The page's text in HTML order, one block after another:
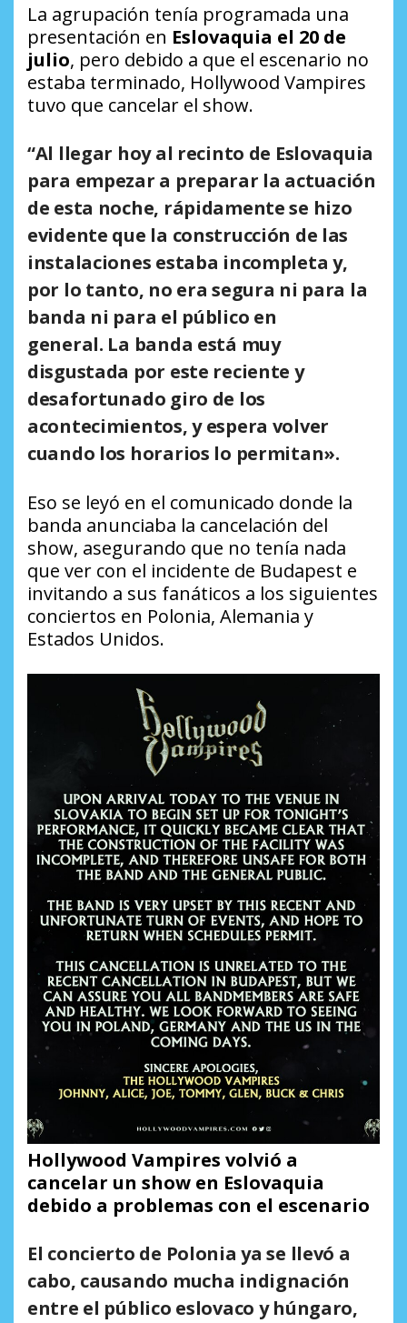
La agrupación tenía programada una
presentación en Eslovaquia el 20 de
julio, pero debido a que el escenario no
estaba terminado, Hollywood Vampires
tuvo que cancelar el show.
“Al llegar hoy al recinto de Eslovaquia
para empezar a preparar la actuación
de esta noche, rápidamente se hizo
evidente que la construcción de las
instalaciones estaba incompleta y,
por lo tanto, no era segura ni para la
banda ni para el público en
general. La banda está muy
disgustada por este reciente y
desafortunado giro de los
acontecimientos, y espera volver
cuando los horarios lo permitan».
Eso se leyó en el comunicado donde la
banda anunciaba la cancelación del
show, asegurando que no tenía nada
que ver con el incidente de Budapest e
invitando a sus fanáticos a los siguientes
conciertos en Polonia, Alemania y
Estados Unidos.
Hollywood Vampires volvió a
cancelar un show en Eslovaquia
debido a problemas con el escenario
El concierto de Polonia ya se llevó a
cabo, causando mucha indignación
entre el público eslovaco y húngaro,